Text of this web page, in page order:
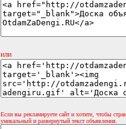
или
Если вы рекламируете сайт и хотите, чтобы
уникальный и развернутый текст объявления.